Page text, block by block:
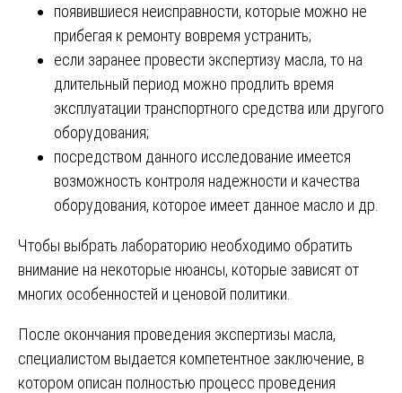
появившиеся неисправности, которые можно не
прибегая к ремонту вовремя устранить;
если заранее провести экспертизу масла, то на
длительный период можно продлить время
эксплуатации транспортного средства или другого
оборудования;
посредством данного исследование имеется
возможность контроля надежности и качества
оборудования, которое имеет данное масло и др.
Чтобы выбрать лабораторию необходимо обратить
внимание на некоторые нюансы, которые зависят от
многих особенностей и ценовой политики.
После окончания проведения экспертизы масла,
специалистом выдается компетентное заключение, в
котором описан полностью процесс проведения